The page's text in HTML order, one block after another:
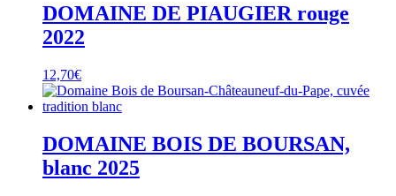
DOMAINE DE PIAUGIER rouge
2022
12,70€
DOMAINE BOIS DE BOURSAN,
blanc 2025